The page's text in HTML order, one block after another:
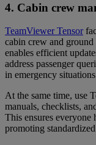
4. Cabin crew
TeamViewer Tensor
cabin crew and
enables efficient
address passenger
in emergency
At the same time, use
manuals, checklists,
This ensures everyone
promoting